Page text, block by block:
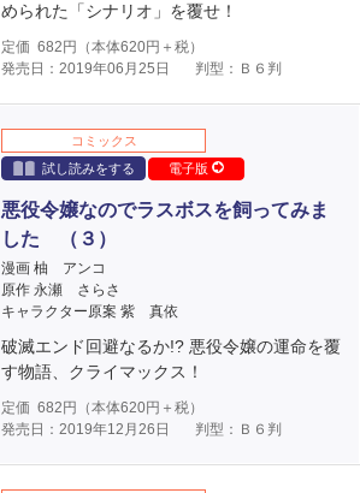
められた「シナリオ」を覆せ！
定価 682 円（本体620円＋税）
発売日：2019年06月25日
判型：Ｂ６判
コミックス
試し読みをする
電子版
悪役令嬢なのでラスボスを飼ってみま
した （３）
漫画 柚 アンコ
原作 永瀬 さらさ
キャラクター原案 紫 真依
破滅エンド回避なるか!? 悪役令嬢の運命を覆
す物語、クライマックス！
定価 682 円（本体620円＋税）
発売日：2019年12月26日
判型：Ｂ６判